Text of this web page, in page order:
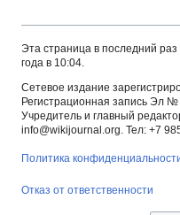
Эта страница в последний
года в 10:04.
Сетевое издание
Регистрационная запись Эл
Учредитель и главный
info@wikijournal.org. Тел: +7
Политика
Отказ от ответственности